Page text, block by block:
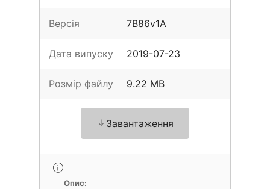
Версія 7B86v1A
Дата випуску 2019-07-23
Розмір файлу 9.22 MB
Завантаження
Опис: